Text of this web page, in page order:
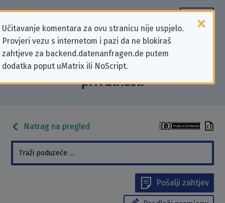
Učitavanje komentara za ovu stranicu nije uspjelo.
Provjeri vezu s internetom i pazi da ne blokiraš
zahtjeve za backend.datenanfragen.de putem
dodatka poput uMatrix ili NoScript.
Podaci kontakta „BOP LLC” koji se
odnose na zahtjeve za zaštitu
privatnosti
Natrag na pregled
Pošalji zahtjev